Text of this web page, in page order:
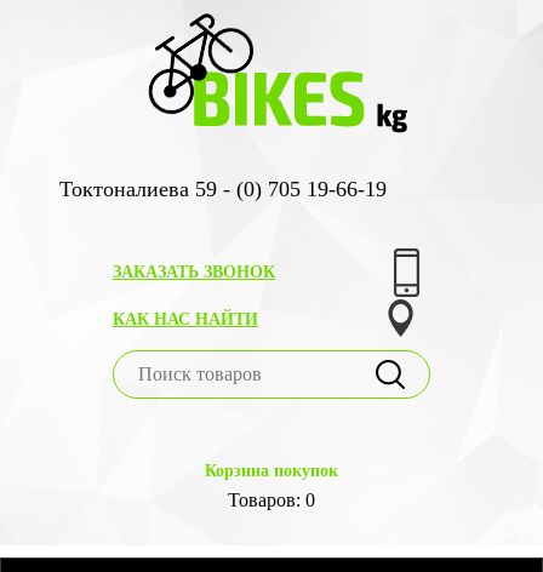
Токтоналиева 59 - (0) 705 19-66-19
ЗАКАЗАТЬ ЗВОНОК
КАК НАС НАЙТИ
Корзина покупок
Товаров: 0